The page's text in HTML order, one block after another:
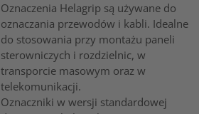
Oznaczenia Helagrip są używane do
oznaczania przewodów i kabli. Idealne
do stosowania przy montażu paneli
sterowniczych i rozdzielnic, w
transporcie masowym oraz w
telekomunikacji.
Oznaczniki w wersji standardowej